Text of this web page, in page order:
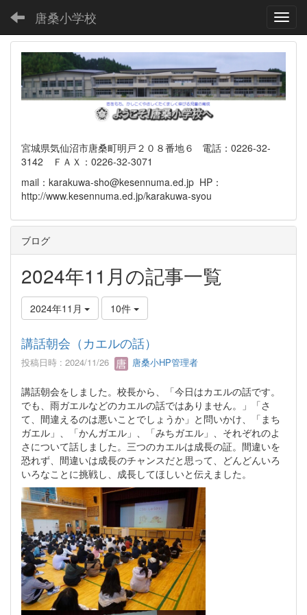
唐桑小学校
宮城県気仙沼市唐桑町明戸２０８番地６ 電話：0226-32-
3142 ＦＡＸ：0226-32-3071
mail：karakuwa-sho@kesennuma.ed.jp HP：
http://www.kesennuma.ed.jp/karakuwa-syou
ブログ
2024年11月の記事一覧
2024年11月 10件
講話朝会（カエルの話）
投稿日時 : 2024/11/26 唐桑小HP管理者
講話朝会をしました。校長から、「今日はカエルの話です。
でも、雨ガエルなどのカエルの話ではありません。」「さ
て、間違えるのは悪いことでしょうか」と問いかけ、「まち
ガエル」、「かんガエル」、「みちガエル」、それぞれのよ
さについて話しました。三つのカエルは成長の証。間違いを
恐れず、間違いは成長のチャンスだと思って、どんどんいろ
いろなことに挑戦し、成長してほしいと伝えました。